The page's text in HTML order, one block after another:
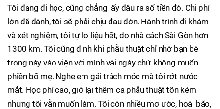
Tôi đang đi học, cũng chẳng lấy đâu ra số tiền đó. Chi phí
lớn đã đành, tôi sẽ phải chịu đau đớn. Hành trình đi khám
và xét nghiệm, tôi tự lo liệu hết, do nhà cách Sài Gòn hơn
1300 km. Tôi cũng định khi phẫu thuật chỉ nhờ bạn bè
trong này vào viện với mình vài ngày chứ không muốn
phiền bố mẹ. Nghe em gái trách móc mà tôi rớt nước
mắt. Học phí cao, giờ lại thêm ca phẫu thuật tốn kém
nhưng tôi vẫn muốn làm. Tôi còn nhiều mơ ước, hoài bão,